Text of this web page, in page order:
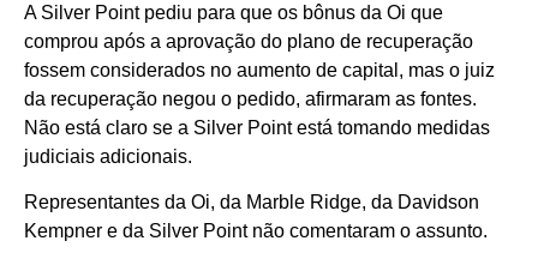
A Silver Point pediu para que os bônus da Oi que
comprou após a aprovação do plano de recuperação
fossem considerados no aumento de capital, mas o juiz
da recuperação negou o pedido, afirmaram as fontes.
Não está claro se a Silver Point está tomando medidas
judiciais adicionais.
Representantes da Oi, da Marble Ridge, da Davidson
Kempner e da Silver Point não comentaram o assunto.